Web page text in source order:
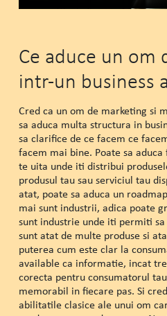
Ce aduce un om
intr-un business
Cred ca un om de marketing si
sa aduca multa structura in
sa clarifice de ce facem ce
facem mai bine. Poate sa
te uita unde iti distribui
produsul tau sau serviciul tau
atat, poate sa aduca un
mai sunt industrii, adica poate
sunt industrie unde iti permiti
sunt atat de multe produse si
puterea cum este clar la
available ca informatie, incat
corecta pentru consumatorul
memorabil in fiecare pas. Si
abilitatile clasice ale unui om